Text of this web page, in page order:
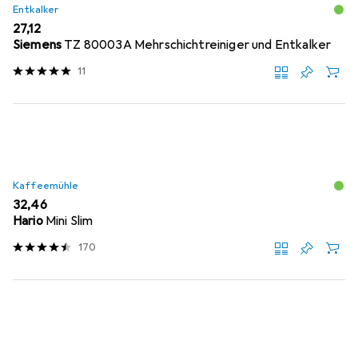
Entkalker
EUR
27,12
Siemens TZ 80003A Mehrschichtreiniger und Entkalker
11
Kaffeemühle
EUR
32,46
Hario Mini Slim
170